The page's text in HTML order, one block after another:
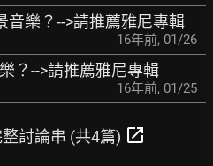
音樂？-->請推薦雅尼專輯
16年前, 01/26
？-->請推薦雅尼專輯
16年前, 01/25
討論串 (共4篇) open_in_new